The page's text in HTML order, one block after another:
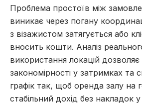
Проблема простоїв між
виникає через погану
з візажистом затягується або
вносить кошти. Аналіз
використання локацій
закономірності у затримках та
графік так, щоб оренда залу на
стабільний дохід без накладок